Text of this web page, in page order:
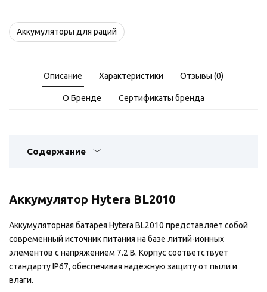
Аккумуляторы для раций
Описание Характеристики Отзывы (0)
О Бренде Сертификаты бренда
Содержание
Аккумулятор Hytera BL2010
Аккумуляторная батарея Hytera BL2010 представляет собой
современный источник питания на базе литий-ионных
элементов с напряжением 7.2 В. Корпус соответствует
стандарту IP67, обеспечивая надёжную защиту от пыли и
влаги.